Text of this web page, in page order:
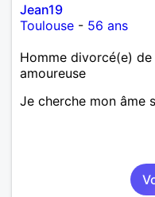
Jean19
Toulouse - 56 ans
Homme divorcé(e)
amoureuse
Je cherche mon âme